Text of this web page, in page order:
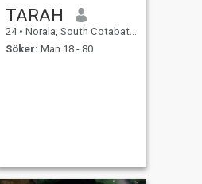
TARAH
24 • Norala, South Cotabato, Filippinerna
Söker: Man 18 - 80